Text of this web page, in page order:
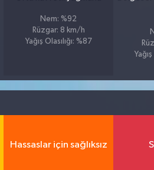
Nem: %92
Rüzgar: 8 km/h
Yağış Olasılığı: %87
Hassaslar için sağlıksız